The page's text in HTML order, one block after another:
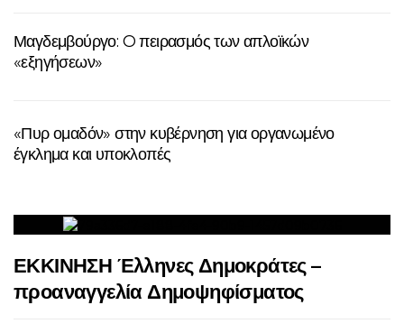
Μαγδεμβούργο: O πειρασμός των απλοϊκών
«εξηγήσεων»
«Πυρ ομαδόν» στην κυβέρνηση για οργανωμένο
έγκλημα και υποκλοπές
ΕΚΚΙΝΗΣΗ Έλληνες Δημοκράτες –
προαναγγελία Δημοψηφίσματος